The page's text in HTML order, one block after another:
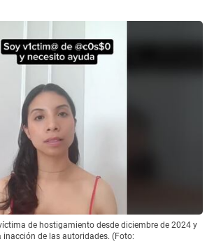
de hostigamiento desde diciembre de 2024 y
inacción de las autoridades. (Foto: